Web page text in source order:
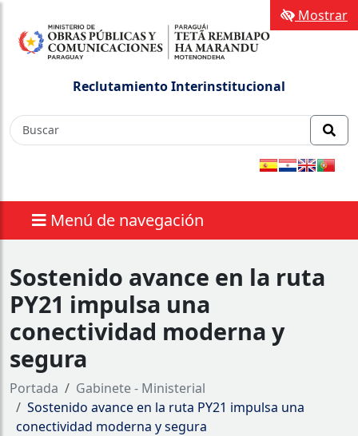
Reclutamiento Interinstitucional
Menú de navegación
Mostrar
Sostenido avance en la ruta
PY21 impulsa una
conectividad moderna y
segura
Portada
Gabinete - Ministerial
Sostenido avance en la ruta PY21 impulsa una
conectividad moderna y segura